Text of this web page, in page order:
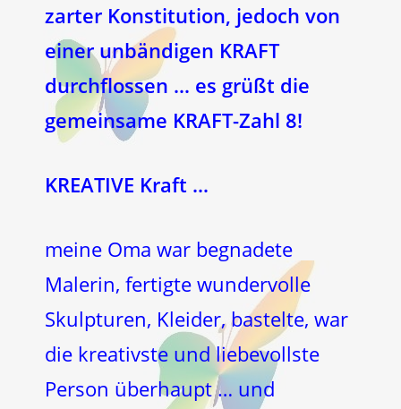
zarter Konstitution, jedoch von
einer unbändigen KRAFT
durchflossen … es grüßt die
gemeinsame KRAFT-Zahl 8!
KREATIVE Kraft …
meine Oma war begnadete
Malerin, fertigte wundervolle
Skulpturen, Kleider, bastelte, war
die kreativste und liebevollste
Person überhaupt … und